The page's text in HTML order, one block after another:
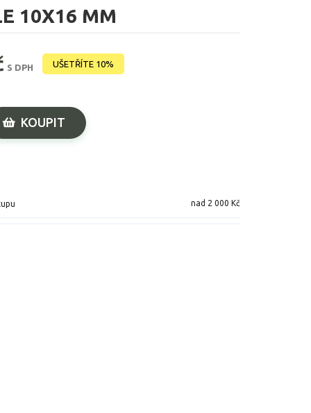
10X16 MM
S DPH UŠETŘÍTE 10%
KOUPIT
nad 2 000 Kč